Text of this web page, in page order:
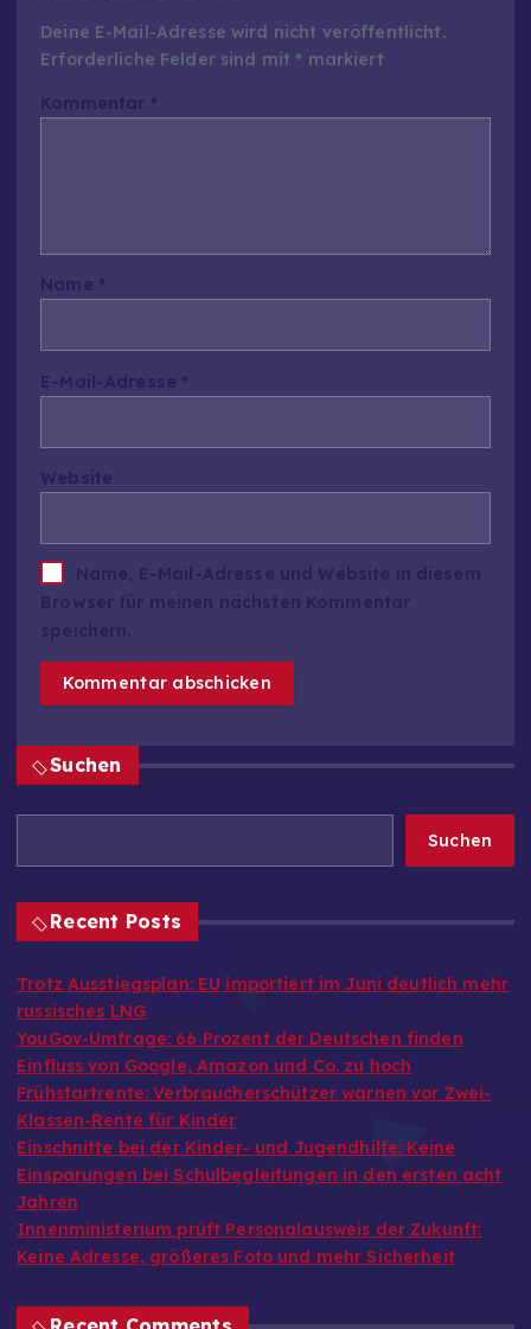
Deine E-Mail-Adresse wird nicht veröffentlicht.
Erforderliche Felder sind mit * markiert
Suchen
Suchen
Recent Posts
Trotz Ausstiegsplan: EU importiert im Juni deutlich mehr
russisches LNG
YouGov-Umfrage: 66 Prozent der Deutschen finden
Einfluss von Google, Amazon und Co. zu hoch
Frühstartrente: Verbraucherschützer warnen vor Zwei-
Klassen-Rente für Kinder
Einschnitte bei der Kinder- und Jugendhilfe: Keine
Einsparungen bei Schulbegleitungen in den ersten acht
Jahren
Innenministerium prüft Personalausweis der Zukunft:
Keine Adresse, größeres Foto und mehr Sicherheit